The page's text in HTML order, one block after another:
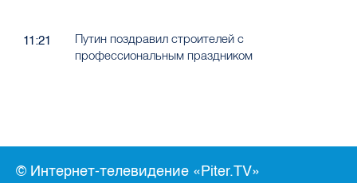
11:21
Путин поздравил строителей с
профессиональным праздником
© Интернет-телевидение «Piter.TV»